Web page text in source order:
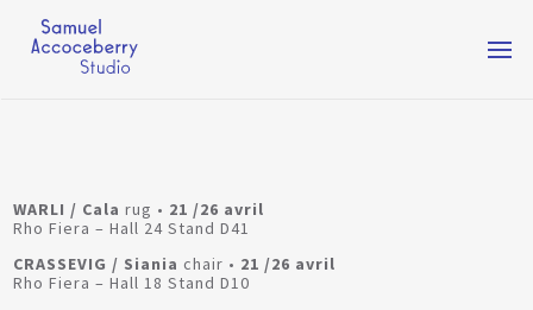
WARLI / Cala rug • 21 /26 avril
Rho Fiera – Hall 24 Stand D41
CRASSEVIG / Siania chair • 21 /26 avril
Rho Fiera – Hall 18 Stand D10